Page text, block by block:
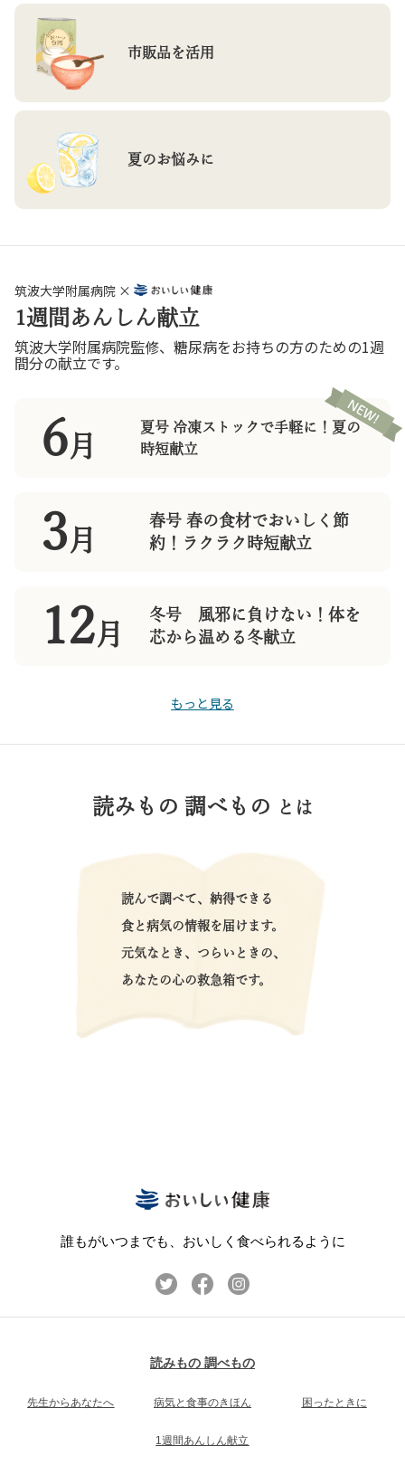
市販品を活用
夏のお悩みに
1週間あんしん献立
筑波大学附属病院 ×
筑波大学附属病院監修、糖尿病をお持ちの方のための1週
間分の献立です。
6月
夏号 冷凍ストックで手軽に！夏の
時短献立
3 月
春号 春の食材でおいしく節
約！ラクラク時短献立
12月
冬号 風邪に負けない！体を
芯から温める冬献立
もっと見る
読みもの 調べもの とは
読んで調べて、納得できる
食と病気の情報を届けます。
元気なとき、つらいときの、
あなたの心の救急箱です。
誰もがいつまでも、おいしく食べられるように
読みもの 調べもの
先生からあなたへ 病気と食事のきほん 困ったときに
1週間あんしん献立